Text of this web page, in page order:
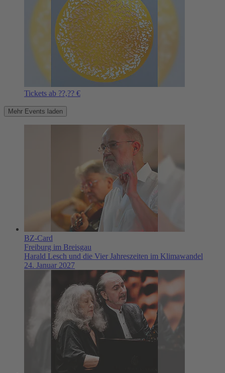
Tickets ab ??,?? €
Mehr Events laden
BZ-Card
Freiburg im Breisgau
Harald Lesch und die Vier Jahreszeiten im Klimawandel
24. Januar 2027